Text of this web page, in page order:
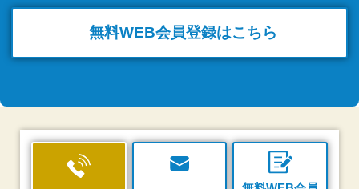
無料WEB会員登録はこちら